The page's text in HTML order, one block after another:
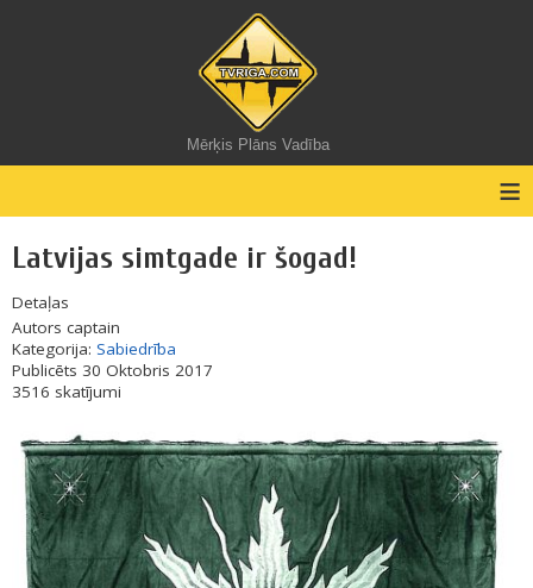
Mērķis Plāns Vadība
≡
Latvijas simtgade ir šogad!
Detaļas
Autors captain
Kategorija: Sabiedrība
Publicēts 30 Oktobris 2017
3516 skatījumi